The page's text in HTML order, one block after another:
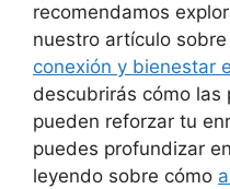
recomendamos
nuestro artículo sobre
conexión y bienestar
descubrirás cómo las
pueden reforzar tu
puedes profundizar
leyendo sobre cómo